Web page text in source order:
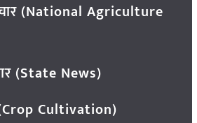
(National Agriculture
(State News)
Cultivation)